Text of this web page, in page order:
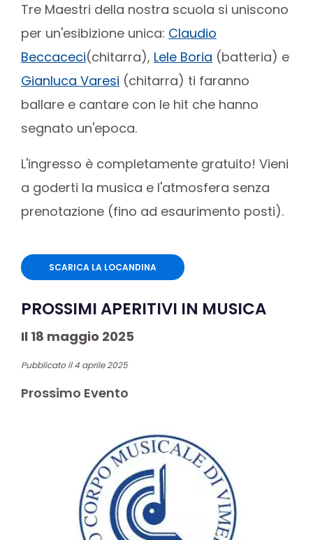
Tre Maestri della nostra scuola si uniscono
per un'esibizione unica: Claudio
Beccaceci(chitarra), Lele Boria (batteria) e
Gianluca Varesi (chitarra) ti faranno
ballare e cantare con le hit che hanno
segnato un'epoca.
L'ingresso è completamente gratuito! Vieni
a goderti la musica e l'atmosfera senza
prenotazione (fino ad esaurimento posti).
SCARICA LA LOCANDINA
PROSSIMI APERITIVI IN MUSICA
Il 18 maggio 2025
Pubblicato il 4 aprile 2025
Prossimo Evento